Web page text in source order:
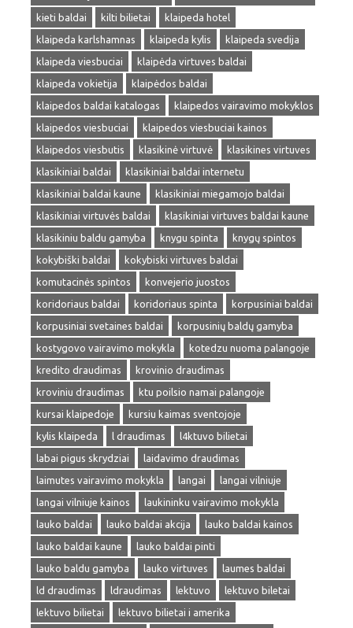
kieti baldai
kilti bilietai
klaipeda hotel
klaipeda karlshamnas
klaipeda kylis
klaipeda svedija
klaipeda viesbuciai
klaipėda virtuves baldai
klaipeda vokietija
klaipėdos baldai
klaipedos baldai katalogas
klaipedos vairavimo mokyklos
klaipedos viesbuciai
klaipedos viesbuciai kainos
klaipedos viesbutis
klasikinė virtuvė
klasikines virtuves
klasikiniai baldai
klasikiniai baldai internetu
klasikiniai baldai kaune
klasikiniai miegamojo baldai
klasikiniai virtuvės baldai
klasikiniai virtuves baldai kaune
klasikiniu baldu gamyba
knygu spinta
knygų spintos
kokybiški baldai
kokybiski virtuves baldai
komutacinės spintos
konvejerio juostos
koridoriaus baldai
koridoriaus spinta
korpusiniai baldai
korpusiniai svetaines baldai
korpusinių baldų gamyba
kostygovo vairavimo mokykla
kotedzu nuoma palangoje
kredito draudimas
krovinio draudimas
kroviniu draudimas
ktu poilsio namai palangoje
kursai klaipedoje
kursiu kaimas sventojoje
kylis klaipeda
l draudimas
l4ktuvo bilietai
labai pigus skrydziai
laidavimo draudimas
laimutes vairavimo mokykla
langai
langai vilniuje
langai vilniuje kainos
laukininku vairavimo mokykla
lauko baldai
lauko baldai akcija
lauko baldai kainos
lauko baldai kaune
lauko baldai pinti
lauko baldu gamyba
lauko virtuves
laumes baldai
ld draudimas
ldraudimas lektuvo
lektuvo biletai
lektuvo bilietai
lektuvo bilietai i amerika